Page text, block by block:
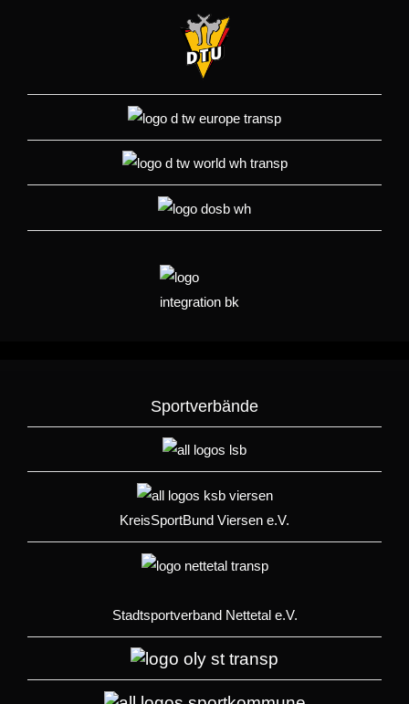
Sportverbände
KreisSportBund Viersen e.V.
Stadtsportverband Nettetal e.V.